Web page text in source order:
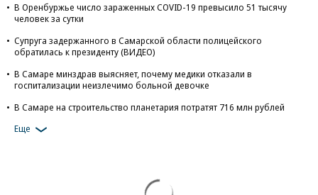
В Оренбуржье число зараженных COVID-19 превысило 51 тысячу
человек за сутки
Супруга задержанного в Самарской области полицейского
обратилась к президенту (ВИДЕО)
В Самаре минздрав выясняет, почему медики отказали в
госпитализации неизлечимо больной девочке
В Самаре на строительство планетария потратят 716 млн рублей
Еще